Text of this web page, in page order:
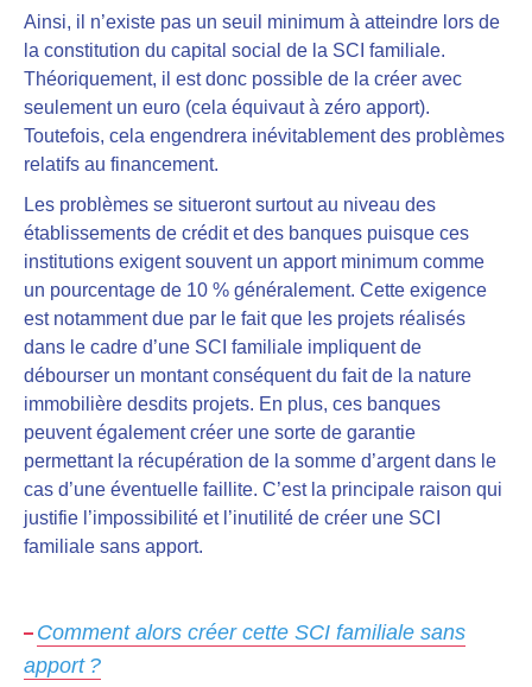
Ainsi, il n’existe pas un seuil minimum à atteindre lors de
la constitution du capital social de la SCI familiale.
Théoriquement, il est donc possible de la créer avec
seulement un euro (cela équivaut à zéro apport).
Toutefois, cela engendrera inévitablement des problèmes
relatifs au financement.
Les problèmes se situeront surtout au niveau des
établissements de crédit et des banques puisque ces
institutions exigent souvent un apport minimum comme
un pourcentage de 10 % généralement. Cette exigence
est notamment due par le fait que les projets réalisés
dans le cadre d’une SCI familiale impliquent de
débourser un montant conséquent du fait de la nature
immobilière desdits projets. En plus, ces banques
peuvent également créer une sorte de garantie
permettant la récupération de la somme d’argent dans le
cas d’une éventuelle faillite. C’est la principale raison qui
justifie l’impossibilité et l’inutilité de créer une SCI
familiale sans apport.
Comment alors créer cette SCI familiale sans
apport ?